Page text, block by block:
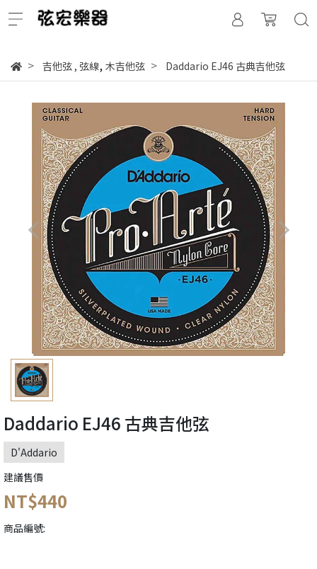
吉他弦, 弦線, 木吉他弦 Daddario EJ46 古典吉他弦
Daddario EJ46 古典吉他弦
D'Addario
建議售價
NT$440
商品編號: